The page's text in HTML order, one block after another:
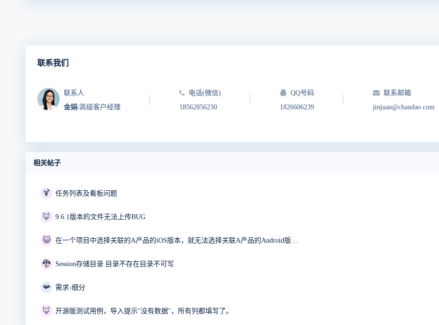
联系我们
联系人
金娟/高级客户经理
电话(微信)
18562856230
QQ号码
1826606239
联系邮箱
jinjuan@chandao.com
相关帖子
🍹 任务列表及看板问题
🦊 9.6.1版本的文件无法上传BUG
😺 在一个项目中选择关联的A产品的iOS版本，就无法选择关联A产品的Android版本。有遇到类似问题的没有？
🐉 Session存储目录 目录不存在目录不可写
📯 需求-细分
🦊 开源版测试用例，导入提示"没有数据"，所有列都填写了。